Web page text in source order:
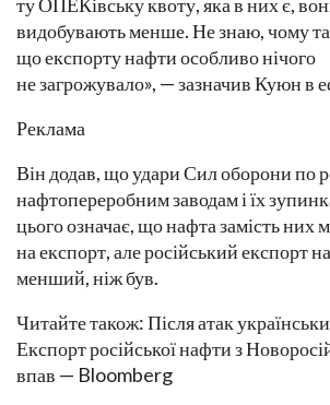
видобувають менше. Не знаю, чому
що експорту нафти особливо нічого
не загрожувало», — зазначив Куюн в
Реклама
Він додав, що удари Сил оборони по
нафтопереробним заводам і їх
цього означає, що нафта замість них
на експорт, але російський експорт
менший, ніж був.
Читайте також: Після атак
Експорт російської нафти з
впав — Bloomberg